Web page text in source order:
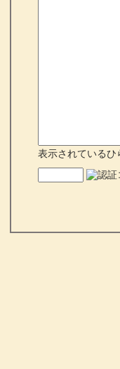
表示されているひ